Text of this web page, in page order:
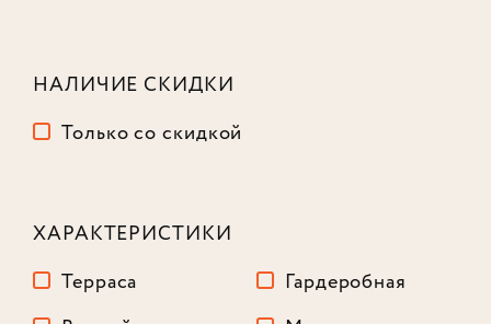
НАЛИЧИЕ СКИДКИ
Только со скидкой
ХАРАКТЕРИСТИКИ
Терраса
Гардеробная